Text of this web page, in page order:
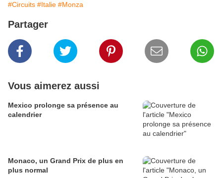
#Circuits #Italie #Monza
Partager
Vous aimerez aussi
Mexico prolonge sa présence au
calendrier
Monaco, un Grand Prix de plus en
plus normal